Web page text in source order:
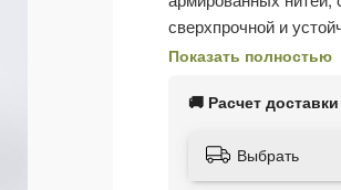
сверхпрочной и
позволяя телу
носкости, сохраняет
эксплуатации
Показать полностью
🚚 Расчет доставки
Выбрать